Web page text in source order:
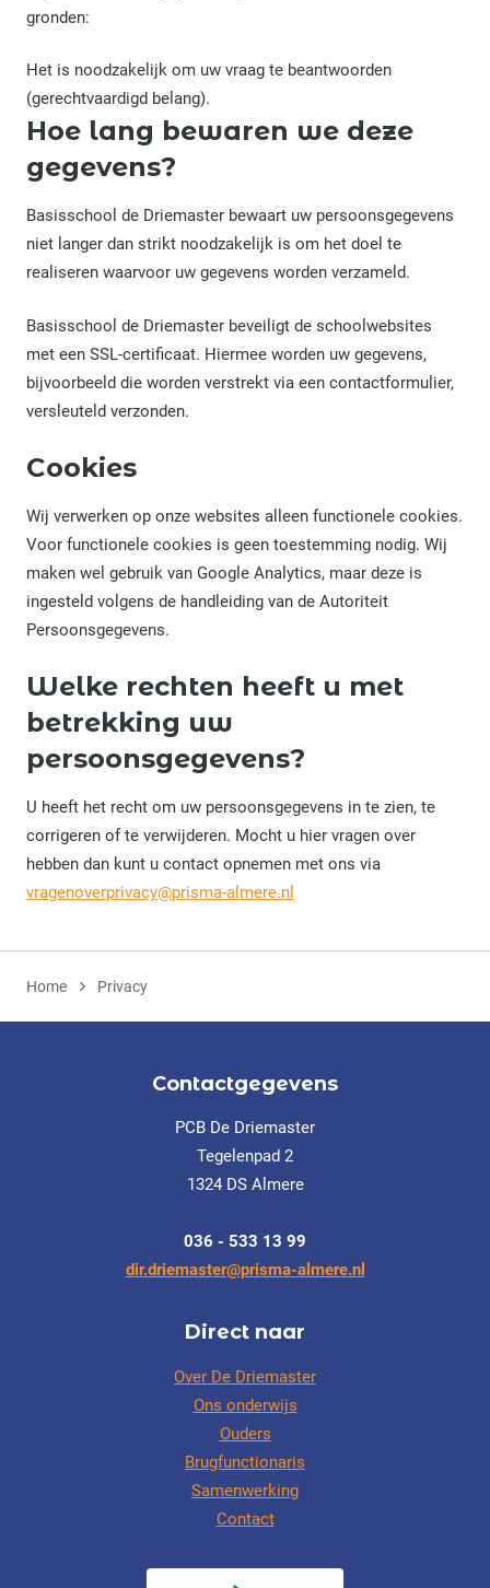
gronden:
Het is noodzakelijk om uw vraag te beantwoorden
(gerechtvaardigd belang).
Hoe lang bewaren we deze
gegevens?
Basisschool de Driemaster bewaart uw persoonsgegevens
niet langer dan strikt noodzakelijk is om het doel te
realiseren waarvoor uw gegevens worden verzameld.
Basisschool de Driemaster beveiligt de schoolwebsites
met een SSL-certificaat. Hiermee worden uw gegevens,
bijvoorbeeld die worden verstrekt via een contactformulier,
versleuteld verzonden.
Cookies
Wij verwerken op onze websites alleen functionele cookies.
Voor functionele cookies is geen toestemming nodig. Wij
maken wel gebruik van Google Analytics, maar deze is
ingesteld volgens de handleiding van de Autoriteit
Persoonsgegevens.
Welke rechten heeft u met
betrekking uw
persoonsgegevens?
U heeft het recht om uw persoonsgegevens in te zien, te
corrigeren of te verwijderen. Mocht u hier vragen over
hebben dan kunt u contact opnemen met ons via
vragenoverprivacy@prisma-almere.nl
Home Privacy
Contactgegevens
PCB De Driemaster
Tegelenpad 2
1324 DS Almere
036 - 533 13 99
dir.driemaster@prisma-almere.nl
Direct naar
Over De Driemaster
Ons onderwijs
Ouders
Brugfunctionaris
Samenwerking
Contact